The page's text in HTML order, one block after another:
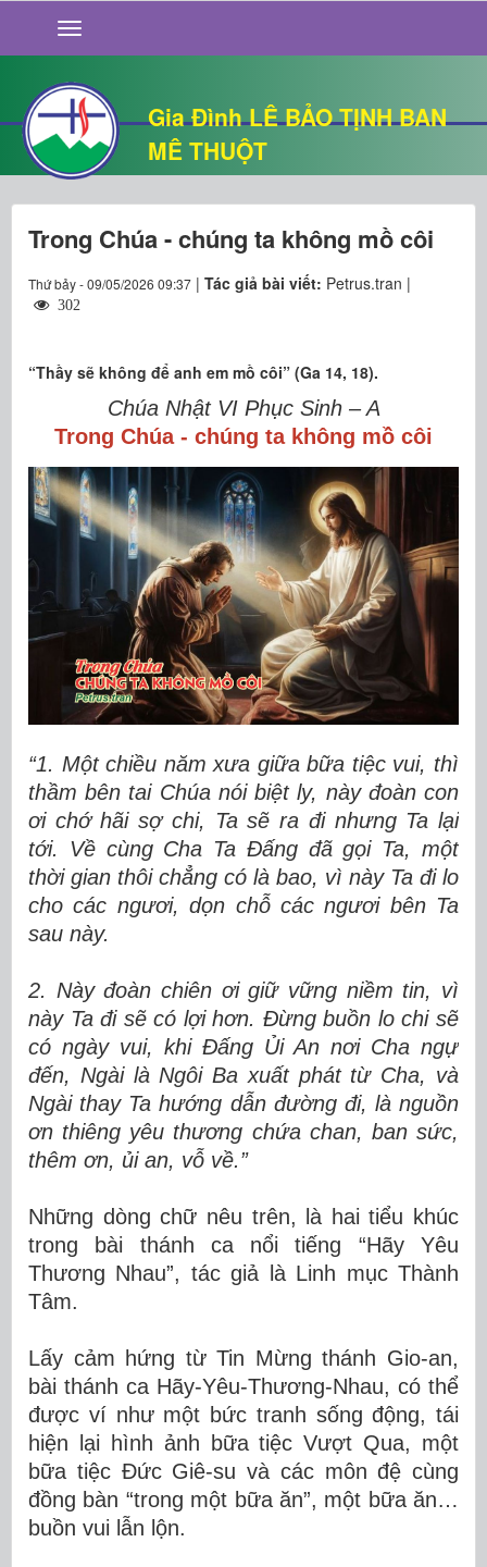
Gia Đình LÊ BẢO TỊNH BAN
MÊ THUỘT
GIỚI THIỆU
TIN TỨC
SỐNG ĐẠO
CHUYỆN NHÀ
QUÁN VĂN
THƯ GIÃN
Trong Chúa - chúng ta không mồ côi
Thứ bảy - 09/05/2026 09:37 | Tác giả bài viết: Petrus.tran |
302
“Thầy sẽ không để anh em mồ côi” (Ga 14, 18).
Chúa Nhật VI Phục Sinh – A
Trong Chúa - chúng ta không mồ côi
“1. Một chiều năm xưa giữa bữa tiệc vui, thì
thầm bên tai Chúa nói biệt ly, này đoàn con
ơi chớ hãi sợ chi, Ta sẽ ra đi nhưng Ta lại
tới. Về cùng Cha Ta Ðấng đã gọi Ta, một
thời gian thôi chẳng có là bao, vì này Ta đi lo
cho các ngươi, dọn chỗ các ngươi bên Ta
sau này.
2. Này đoàn chiên ơi giữ vững niềm tin, vì
này Ta đi sẽ có lợi hơn. Ðừng buồn lo chi sẽ
có ngày vui, khi Ðấng Ủi An nơi Cha ngự
đến, Ngài là Ngôi Ba xuất phát từ Cha, và
Ngài thay Ta hướng dẫn đường đi, là nguồn
ơn thiêng yêu thương chứa chan, ban sức,
thêm ơn, ủi an, vỗ về.”
Những dòng chữ nêu trên, là hai tiểu khúc
trong bài thánh ca nổi tiếng “Hãy Yêu
Thương Nhau”, tác giả là Linh mục Thành
Tâm.
Lấy cảm hứng từ Tin Mừng thánh Gio-an,
bài thánh ca Hãy-Yêu-Thương-Nhau, có thể
được ví như một bức tranh sống động, tái
hiện lại hình ảnh bữa tiệc Vượt Qua, một
bữa tiệc Đức Giê-su và các môn đệ cùng
đồng bàn “trong một bữa ăn”, một bữa ăn…
buồn vui lẫn lộn.